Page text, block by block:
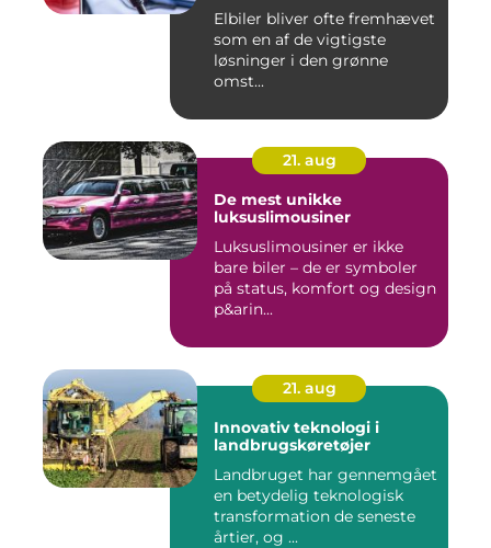
Elbiler bliver ofte fremhævet
som en af de vigtigste
løsninger i den grønne
omst...
21. aug
De mest unikke
luksuslimousiner
Luksuslimousiner er ikke
bare biler – de er symboler
på status, komfort og design
p&arin...
21. aug
Innovativ teknologi i
landbrugskøretøjer
Landbruget har gennemgået
en betydelig teknologisk
transformation de seneste
årtier, og ...